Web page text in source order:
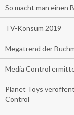
So macht man einen
TV-Konsum 2019
Megatrend der
Media Control
Planet Toys
Control